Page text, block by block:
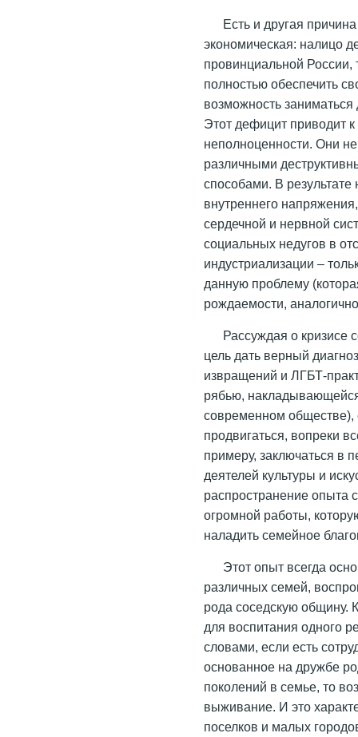
Есть и другая
экономическая: налицо
провинциальной России,
полностью обеспечить
возможность
Этот дефицит приводит
неполноценности. Они
различными
способами. В результате
внутреннего
сердечной и нервной
социальных недугов в
индустриализации –
данную проблему
рождаемости,
Рассуждая о кризисе
цель дать верный
извращений и ЛГБТ-
рябью,
современном обществе),
продвигаться, вопреки
примеру, заключаться в
деятелей культуры и
распространение опыта
огромной работы,
наладить семейное
Этот опыт всегда
различных семей,
рода соседскую общину.
для воспитания одного
словами, если есть
основанное на дружбе
поколений в семье, то
выживание. И это
поселков и малых